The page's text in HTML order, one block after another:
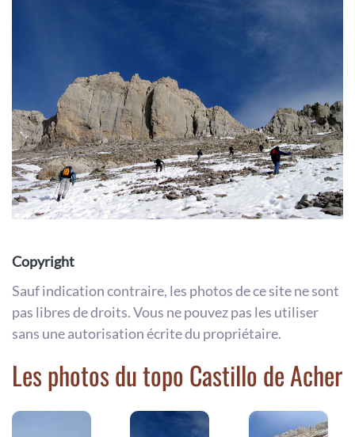
Copyright
Sauf indication contraire, les photos de ce site ne sont
pas libres de droits. Vous ne pouvez pas les utiliser
sans une autorisation écrite du propriétaire.
Les photos du topo Castillo de Acher